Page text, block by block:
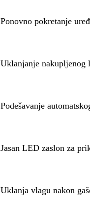
Ponovno pokretanje
Uklanjanje nakupljenog
Podešavanje
Jasan LED zaslon za
Uklanja vlagu nakon